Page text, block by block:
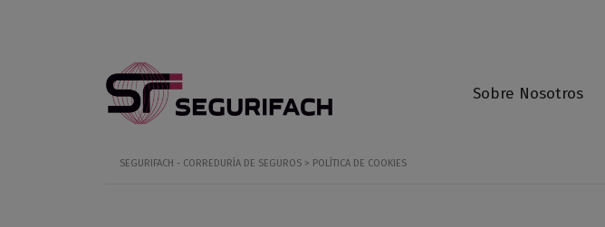
Sobre Nosotros
SEGURIFACH - CORREDURÍA DE SEGUROS > POLÍTICA DE COOKIES